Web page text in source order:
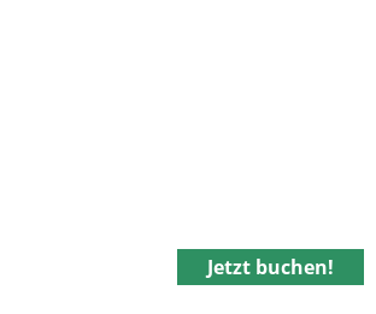
Jetzt buchen!